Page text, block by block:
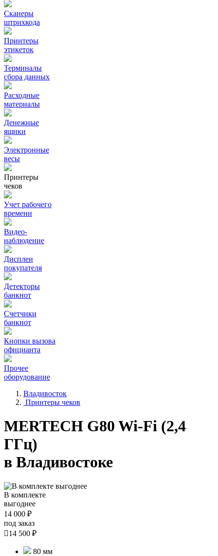
Сканеры
штрихкода
Принтеры
этикеток
Терминалы
сбора данных
Расходные
материалы
Денежные
ящики
Электронные
весы
Принтеры
чеков
Учет рабочего
времени
Видео‑
наблюдение
Дисплеи
покупателя
Детекторы
банкнот
Счетчики
банкнот
Кнопки вызова
официанта
Прочее
оборудование
Владивосток
Принтеры чеков
MERTECH G80 Wi-Fi (2,4
ГГц)
в Владивостоке
В комплекте
выгоднее
14 000 ₽
под заказ
14 500 ₽
80 мм